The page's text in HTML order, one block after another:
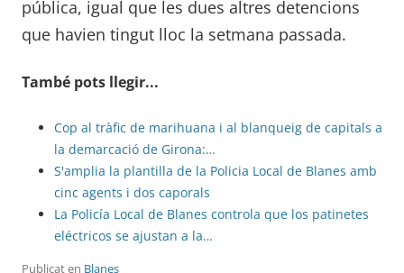
pública, igual que les dues altres detencions
que havien tingut lloc la setmana passada.
També pots llegir...
Cop al tràfic de marihuana i al blanqueig de capitals a
la demarcació de Girona:…
S'amplia la plantilla de la Policia Local de Blanes amb
cinc agents i dos caporals
La Policía Local de Blanes controla que los patinetes
eléctricos se ajustan a la…
Publicat en Blanes